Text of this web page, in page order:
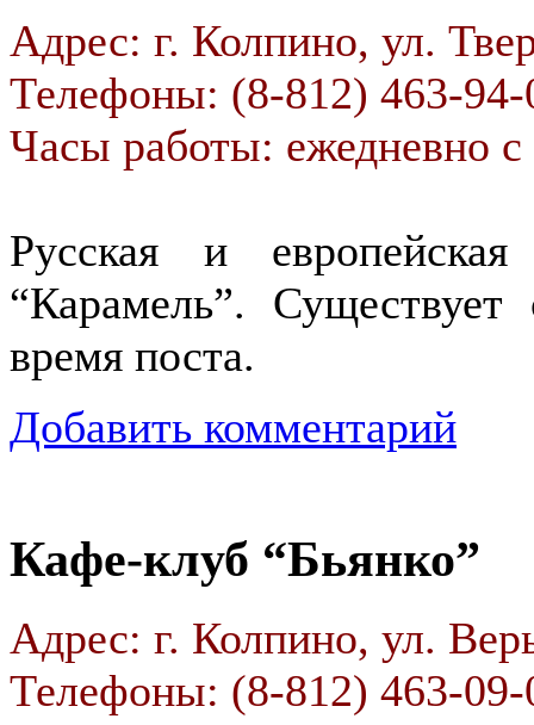
Адрес: г. Колпино, ул.
Телефоны: (8-812) 463-94-
Часы работы: ежедневно
Русская и
“Карамель”.
время поста.
Добавить комментарий
Кафе-клуб “Бьянко”
Адрес: г. Колпино, ул.
Телефоны: (8-812) 463-09-